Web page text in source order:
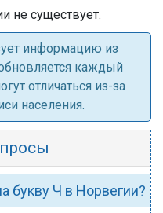
не существует.
информацию из
каждый
отличаться из-за
населения.
букву Ч в Норвегии?